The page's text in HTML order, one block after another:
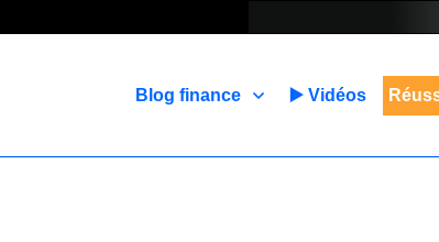
Blog finance ▶️ Vidéos